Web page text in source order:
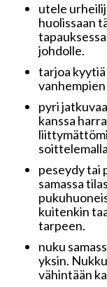
utele
huolissaan
johdolle.
tarjoa
vanhempien
pyri
kanssa
peseydy tai
samassa
kuitenkin
tarpeen.
nuku
yksin.
vähintään